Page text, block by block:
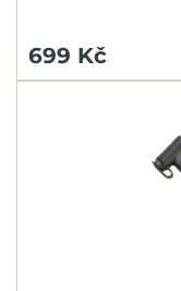
699 Kč